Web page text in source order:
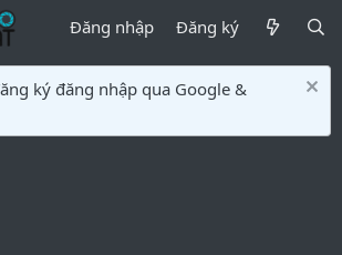
Đăng nhập Đăng ký
ký đăng nhập qua Google &